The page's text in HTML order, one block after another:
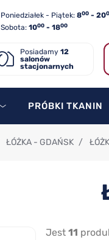
Poniedziałek - Piątek: 800 - 20
Sobota: 1000 - 1800
Posiadamy 12
salonów
stacjonarnych
PRÓBKI TKANIN
ŁÓŻKA - GDAŃSK /
Jest 11